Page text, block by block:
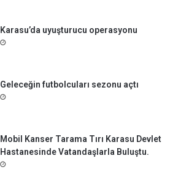
Karasu’da uyuşturucu operasyonu
Geleceğin futbolcuları sezonu açtı
Mobil Kanser Tarama Tırı Karasu Devlet
Hastanesinde Vatandaşlarla Buluştu.